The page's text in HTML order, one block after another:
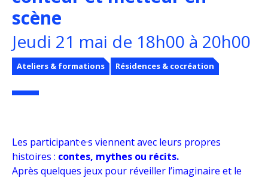
scène
Jeudi 21 mai de 18h00 à 20h00
Ateliers & formations Résidences & cocréation
Les participant·e·s viennent avec leurs propres
histoires : contes, mythes ou récits.
Après quelques jeux pour réveiller l’imaginaire et le